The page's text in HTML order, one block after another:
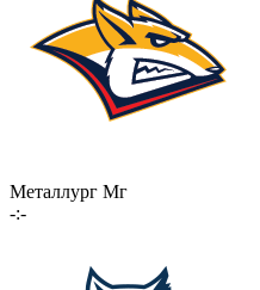
Металлург Мг
-:-